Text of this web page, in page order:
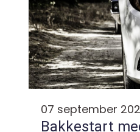
07 september
Bakkestart